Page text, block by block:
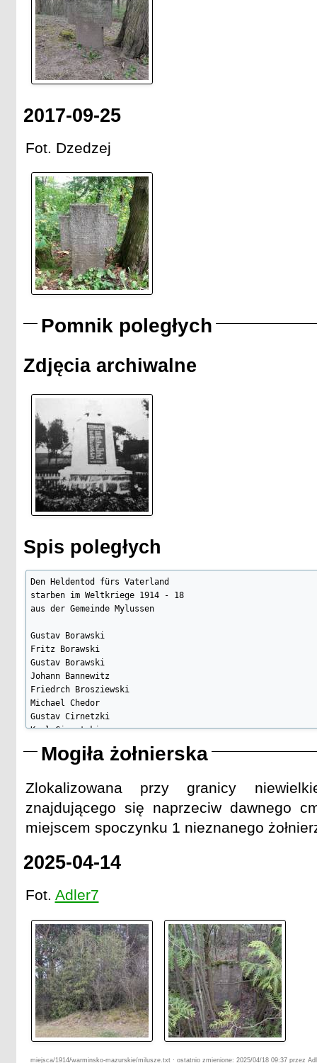
2017-09-25
Fot. Dzedzej
Pomnik poległych
Zdjęcia archiwalne
Spis poległych
Den Heldentod fürs Vaterland
starben im Weltkriege 1914 - 18
aus der Gemeinde Mylussen
Gustav Borawski
Fritz Borawski
Gustav Borawski
Johann Bannewitz
Friedrch Brosziewski
Michael Chedor
Gustav Cirnetzki
Karl Cirnetzki
Karl Heisel
Johann Marczinowski
Fritz Rabialski
Wilhelm Schwidereck
Otto Smentek
Rudolf Trustkowski
Ehre ihrem Andenken!
Mogiła żołnierska
Zlokalizowana przy granicy
znajdującego się naprzeciw dawnego
miejscem spoczynku 1 nieznanego
2025-04-14
Fot. Adler7
miejsca/1914/warminsko-mazurskie/milusze.txt · ostatnio zmienione: 2025/04/18 09:37 przez